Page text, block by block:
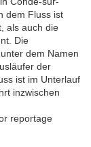
dem Fluss ist
als auch die
Die
dem Namen
der
ist im Unterlauf
inzwischen
reportage